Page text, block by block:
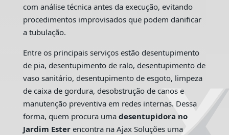
com análise técnica antes da execução, evitando
procedimentos improvisados que podem danificar
a tubulação.
Entre os principais serviços estão desentupimento
de pia, desentupimento de ralo, desentupimento de
vaso sanitário, desentupimento de esgoto, limpeza
de caixa de gordura, desobstrução de canos e
manutenção preventiva em redes internas. Dessa
forma, quem procura uma desentupidora no
Jardim Esterencontra na Ajax Soluções uma